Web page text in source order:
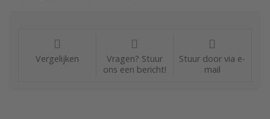
Vergelijken
Vragen? Stuur
ons een bericht!
Stuur door via e-
mail